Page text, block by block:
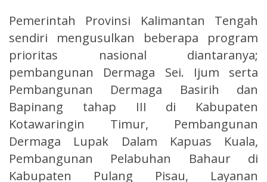
Pemerintah Provinsi Kalimantan Tengah
sendiri mengusulkan beberapa program
prioritas nasional diantaranya;
pembangunan Dermaga Sei. Ijum serta
Pembangunan Dermaga Basirih dan
Bapinang tahap III di Kabupaten
Kotawaringin Timur, Pembangunan
Dermaga Lupak Dalam Kapuas Kuala,
Pembangunan Pelabuhan Bahaur di
Kabupaten Pulang Pisau, Layanan